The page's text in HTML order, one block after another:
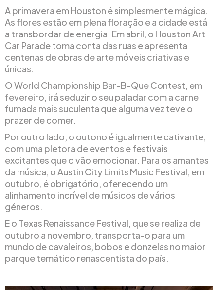
A primavera em Houston é simplesmente mágica.
As flores estão em plena floração e a cidade está
a transbordar de energia. Em abril, o Houston Art
Car Parade toma conta das ruas e apresenta
centenas de obras de arte móveis criativas e
únicas.
O World Championship Bar-B-Que Contest, em
fevereiro, irá seduzir o seu paladar com a carne
fumada mais suculenta que alguma vez teve o
prazer de comer.
Por outro lado, o outono é igualmente cativante,
com uma pletora de eventos e festivais
excitantes que o vão emocionar. Para os amantes
da música, o Austin City Limits Music Festival, em
outubro, é obrigatório, oferecendo um
alinhamento incrível de músicos de vários
géneros.
E o Texas Renaissance Festival, que se realiza de
outubro a novembro, transporta-o para um
mundo de cavaleiros, bobos e donzelas no maior
parque temático renascentista do país.